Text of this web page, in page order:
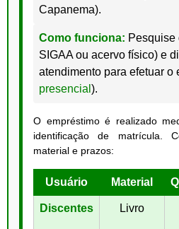
Capanema).
Como funciona: Pesquise
SIGAA ou acervo físico) e
atendimento para efetuar o
presencial ).
O empréstimo é realizado
identificação de matrícula.
material e prazos:
Usuário Material
Discentes Livro